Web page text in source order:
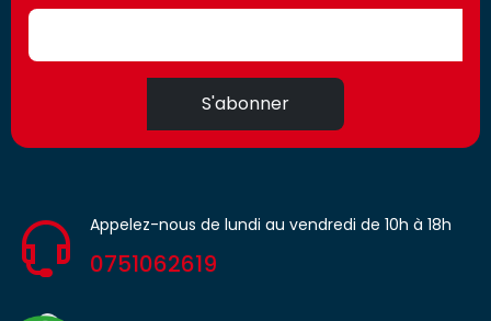
S'abonner
Appelez-nous de lundi au vendredi de 10h à 18h
0751062619